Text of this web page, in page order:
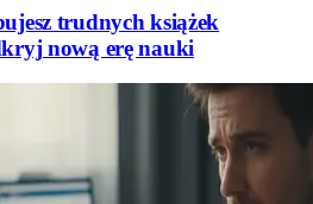
trudnych książek
nową erę nauki